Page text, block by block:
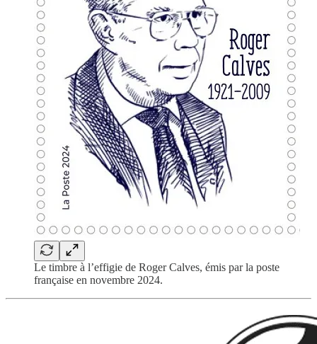
Le timbre à l’effigie de Roger Calves, émis par la poste
française en novembre 2024.